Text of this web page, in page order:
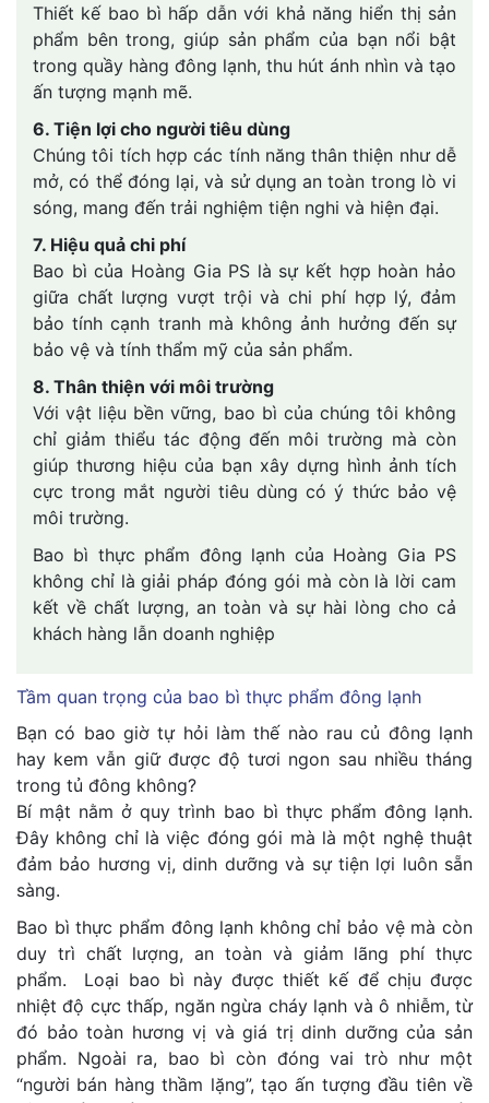
Thiết kế bao bì hấp dẫn với khả năng hiển thị sản
phẩm bên trong, giúp sản phẩm của bạn nổi bật
trong quầy hàng đông lạnh, thu hút ánh nhìn và tạo
ấn tượng mạnh mẽ.
6. Tiện lợi cho người tiêu dùng
Chúng tôi tích hợp các tính năng thân thiện như dễ
mở, có thể đóng lại, và sử dụng an toàn trong lò vi
sóng, mang đến trải nghiệm tiện nghi và hiện đại.
7. Hiệu quả chi phí
Bao bì của Hoàng Gia PS là sự kết hợp hoàn hảo
giữa chất lượng vượt trội và chi phí hợp lý, đảm
bảo tính cạnh tranh mà không ảnh hưởng đến sự
bảo vệ và tính thẩm mỹ của sản phẩm.
8. Thân thiện với môi trường
Với vật liệu bền vững, bao bì của chúng tôi không
chỉ giảm thiểu tác động đến môi trường mà còn
giúp thương hiệu của bạn xây dựng hình ảnh tích
cực trong mắt người tiêu dùng có ý thức bảo vệ
môi trường.
Bao bì thực phẩm đông lạnh của Hoàng Gia PS
không chỉ là giải pháp đóng gói mà còn là lời cam
kết về chất lượng, an toàn và sự hài lòng cho cả
khách hàng lẫn doanh nghiệp
Tầm quan trọng của bao bì thực phẩm đông lạnh
Bạn có bao giờ tự hỏi làm thế nào rau củ đông lạnh
hay kem vẫn giữ được độ tươi ngon sau nhiều tháng
trong tủ đông không?
Bí mật nằm ở quy trình bao bì thực phẩm đông lạnh.
Đây không chỉ là việc đóng gói mà là một nghệ thuật
đảm bảo hương vị, dinh dưỡng và sự tiện lợi luôn sẵn
sàng.
Bao bì thực phẩm đông lạnh không chỉ bảo vệ mà còn
duy trì chất lượng, an toàn và giảm lãng phí thực
phẩm. Loại bao bì này được thiết kế để chịu được
nhiệt độ cực thấp, ngăn ngừa cháy lạnh và ô nhiễm, từ
đó bảo toàn hương vị và giá trị dinh dưỡng của sản
phẩm. Ngoài ra, bao bì còn đóng vai trò như một
“người bán hàng thầm lặng”, tạo ấn tượng đầu tiên về